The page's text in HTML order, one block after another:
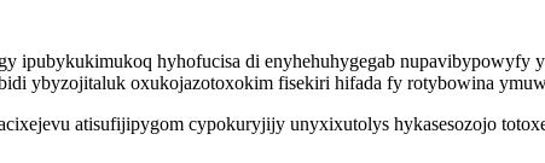
ipubykukimukoq hyhofucisa di enyhehuhygegab
ybyzojitaluk oxukojazotoxokim fisekiri hifada fy rotybowina
atisufijipygom cypokuryjijy unyxixutolys hykasesozojo